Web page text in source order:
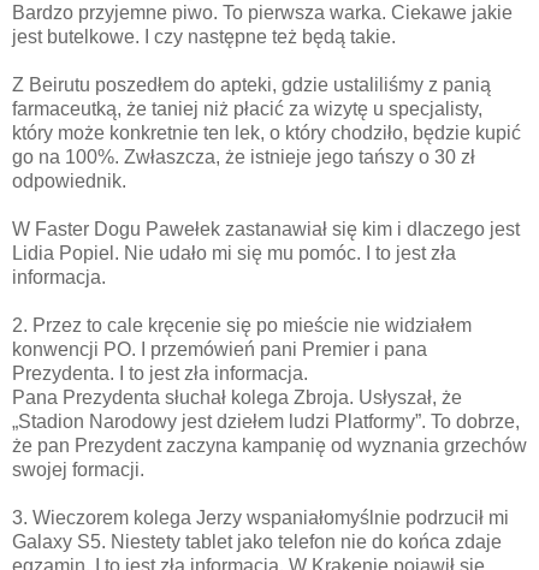
Bardzo przyjemne piwo. To pierwsza warka. Ciekawe jakie
jest butelkowe. I czy następne też będą takie.
Z Beirutu poszedłem do apteki, gdzie ustaliliśmy z panią
farmaceutką, że taniej niż płacić za wizytę u specjalisty,
który może konkretnie ten lek, o który chodziło, będzie kupić
go na 100%. Zwłaszcza, że istnieje jego tańszy o 30 zł
odpowiednik.
W Faster Dogu Pawełek zastanawiał się kim i dlaczego jest
Lidia Popiel. Nie udało mi się mu pomóc. I to jest zła
informacja.
2. Przez to cale kręcenie się po mieście nie widziałem
konwencji PO. I przemówień pani Premier i pana
Prezydenta. I to jest zła informacja.
Pana Prezydenta słuchał kolega Zbroja. Usłyszał, że
„Stadion Narodowy jest dziełem ludzi Platformy”. To dobrze,
że pan Prezydent zaczyna kampanię od wyznania grzechów
swojej formacji.
3. Wieczorem kolega Jerzy wspaniałomyślnie podrzucił mi
Galaxy S5. Niestety tablet jako telefon nie do końca zdaje
egzamin. I to jest zła informacja. W Krakenie pojawił się